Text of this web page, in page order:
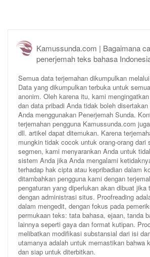
Kamussunda.com | Bagaimana
penerjemah teks bahasa
Semua data terjemahan dikumpulkan
Data yang dikumpulkan terbuka untuk
anonim. Oleh karena itu, kami
dan data pribadi Anda tidak boleh
Anda menggunakan Penerjemah Sunda.
terjemahan pengguna Kamussunda.com
dll. artikel dapat ditemukan. Karena
mungkin tidak cocok untuk orang-orang dari
segmen, kami menyarankan Anda untuk
sistem Anda jika Anda mengalami
terhadap hak cipta atau kepribadian dalam
ditambahkan pengguna kami dengan
pengaturan yang diperlukan akan dibuat
dengan administrasi situs. Proofreading
dalam mengedit, dengan fokus pada
permukaan teks: tata bahasa, ejaan, tanda
lainnya seperti gaya dan format kutipan.
melibatkan modifikasi substansial dari isi
utamanya adalah untuk memastikan bahwa
dan siap untuk diterbitkan.